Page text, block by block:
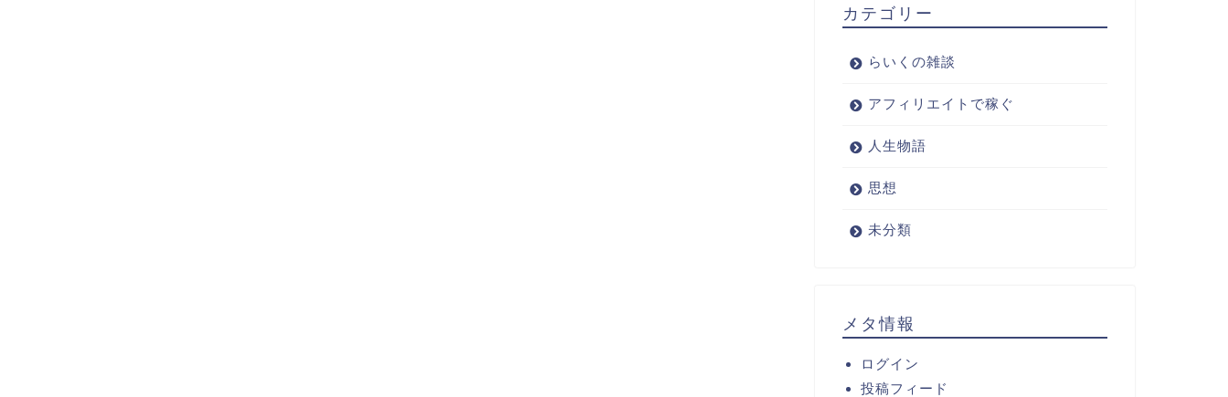
カテゴリー
らいくの雑談
アフィリエイトで稼ぐ
人生物語
思想
未分類
メタ情報
ログイン
投稿フィード